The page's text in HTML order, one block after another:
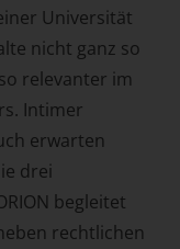
Universität
nicht ganz so
relevanter im
Intimer
erwarten
drei
begleitet
rechtlichen